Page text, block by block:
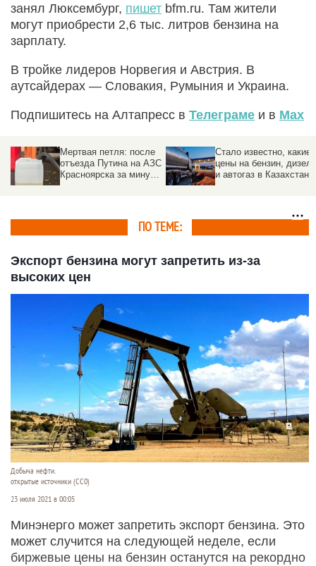
занял Люксембург, пишет bfm.ru. Там жители
могут приобрести 2,6 тыс. литров бензина на
зарплату.
В тройке лидеров Норвегия и Австрия. В
аутсайдерах — Словакия, Румыния и Украина.
Подпишитесь на Алтапресс в Телеграме и в Max
Мертвая петля: после
отъезда Путина на АЗС
Красноярска за минуту
Стало известно, какие
цены на бензин, дизель
и автогаз в Казахстане
ПО ТЕМЕ:
Экспорт бензина могут запретить из-за
высоких цен
Добыча нефти.
открытые источники (CC0)
23 июля 2021 в 00:05
Минэнерго может запретить экспорт бензина. Это
может случится на следующей неделе, если
биржевые цены на бензин останутся на рекордно